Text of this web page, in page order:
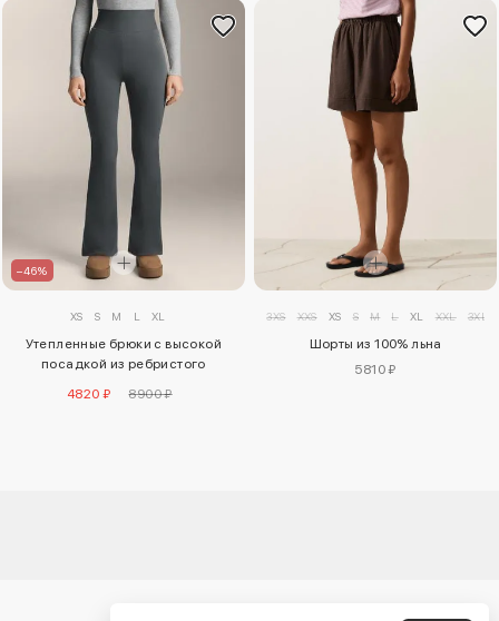
–46%
XS S M L XL
Утепленные брюки с высокой
посадкой из ребристого
4820 ₽ 8900 ₽
3XS XXS XS S M L XL XXL 3XL
Шорты из 100% льна
5810 ₽